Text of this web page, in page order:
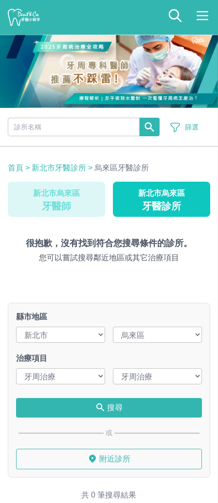
篩選
首頁 > 新北市牙醫診所 > 烏來區牙醫診所
新北市烏來區
牙醫師
新北市烏來區
牙醫診所
很抱歉，沒有找到符合您搜尋條件的診所。
您可以嘗試搜尋鄰近地區或其它治療項目
縣市地區
治療項目
搜尋
或
附近診所
共 0 筆搜尋結果